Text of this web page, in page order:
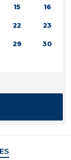
15 16
22 23
29 30